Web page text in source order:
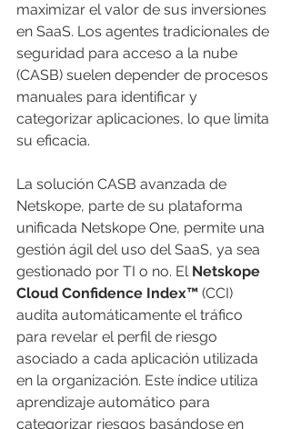
maximizar el valor de sus inversiones
en SaaS. Los agentes tradicionales de
seguridad para acceso a la nube
(CASB) suelen depender de procesos
manuales para identificar y
categorizar aplicaciones, lo que limita
su eficacia.
La solución CASB avanzada de
Netskope, parte de su plataforma
unificada Netskope One, permite una
gestión ágil del uso del SaaS, ya sea
gestionado por TI o no. El Netskope
Cloud Confidence Index™ (CCI)
audita automáticamente el tráfico
para revelar el perfil de riesgo
asociado a cada aplicación utilizada
en la organización. Este índice utiliza
aprendizaje automático para
categorizar riesgos basándose en